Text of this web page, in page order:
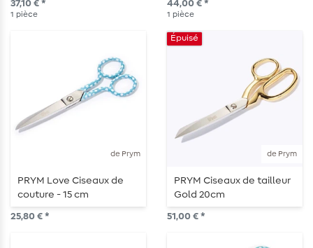
37,10 € *
1 pièce
44,00 € *
1 pièce
de Prym
PRYM Love Ciseaux de
couture - 15 cm
25,80 € *
de Prym
Épuisé
PRYM Ciseaux de tailleur
Gold 20cm
51,00 € *